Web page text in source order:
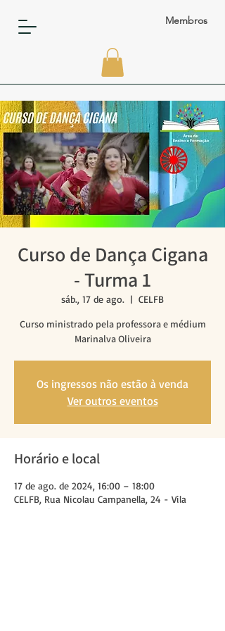
Membros
Curso de Dança Cigana
- Turma 1
sáb., 17 de ago.
  |
CELFB
Curso ministrado pela professora e médium
Marinalva Oliveira
Os ingressos não estão à venda
Ver outros eventos
Horário e local
17 de ago. de 2024, 16:00 – 18:00
CELFB, Rua Nicolau Campanella, 24 - Vila
Verde, São Paulo - SP, 08230-600, Brasil